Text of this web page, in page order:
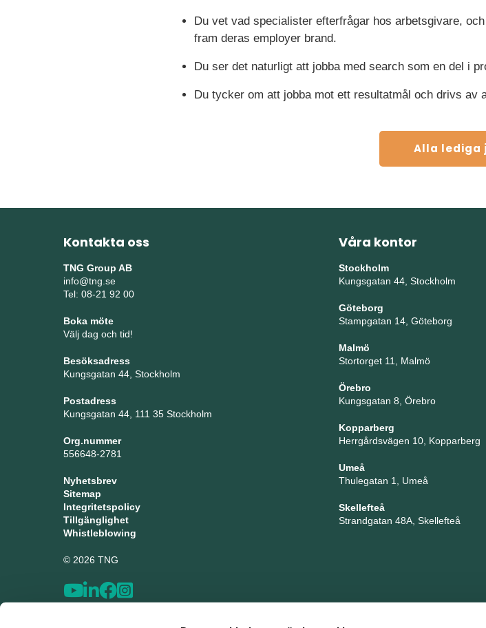
Du vet vad specialister efterfrågar hos arbetsgivare,
fram deras employer brand.
Du ser det naturligt att jobba med search som en del i
Du tycker om att jobba mot ett resultatmål och drivs av
Alla lediga
Kontakta oss
TNG Group AB
info@tng.se
Tel: 08-21 92 00
Boka möte
Välj dag och tid!
Besöksadress
Kungsgatan 44, Stockholm
Postadress
Kungsgatan 44, 111 35 Stockholm
Org.nummer
556648-2781
Nyhetsbrev
Sitemap
Integritetspolicy
Tillgänglighet
Whistleblowing
© 2026 TNG
Våra kontor
Stockholm
Kungsgatan 44, Stockholm
Göteborg
Stampgatan 14, Göteborg
Malmö
Stortorget 11, Malmö
Örebro
Kungsgatan 8, Örebro
Kopparberg
Herrgårdsvägen 10, Kopparberg
Umeå
Thulegatan 1, Umeå
Skellefteå
Strandgatan 48A, Skellefteå